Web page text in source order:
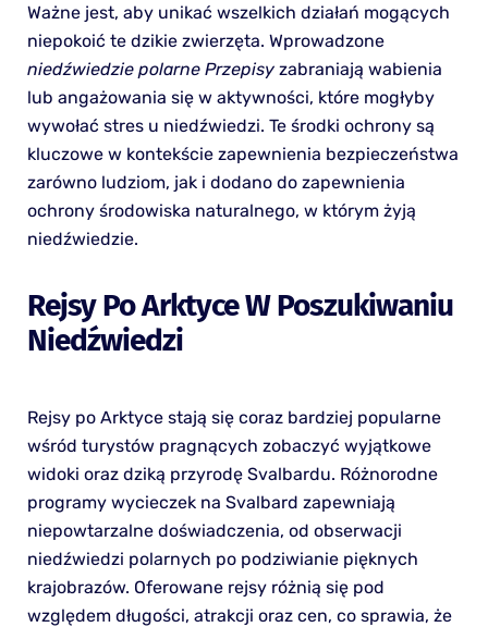
Ważne jest, aby unikać wszelkich działań mogących
niepokoić te dzikie zwierzęta. Wprowadzone
niedźwiedzie polarne Przepisyzabraniają wabienia
lub angażowania się w aktywności, które mogłyby
wywołać stres u niedźwiedzi. Te środki ochrony są
kluczowe w kontekście zapewnienia bezpieczeństwa
zarówno ludziom, jak i dodano do zapewnienia
ochrony środowiska naturalnego, w którym żyją
niedźwiedzie.
Rejsy Po Arktyce W Poszukiwaniu
Niedźwiedzi
Rejsy po Arktyce stają się coraz bardziej popularne
wśród turystów pragnących zobaczyć wyjątkowe
widoki oraz dziką przyrodę Svalbardu. Różnorodne
programy wycieczek na Svalbard zapewniają
niepowtarzalne doświadczenia, od obserwacji
niedźwiedzi polarnych po podziwianie pięknych
krajobrazów. Oferowane rejsy różnią się pod
względem długości, atrakcji oraz cen, co sprawia, że